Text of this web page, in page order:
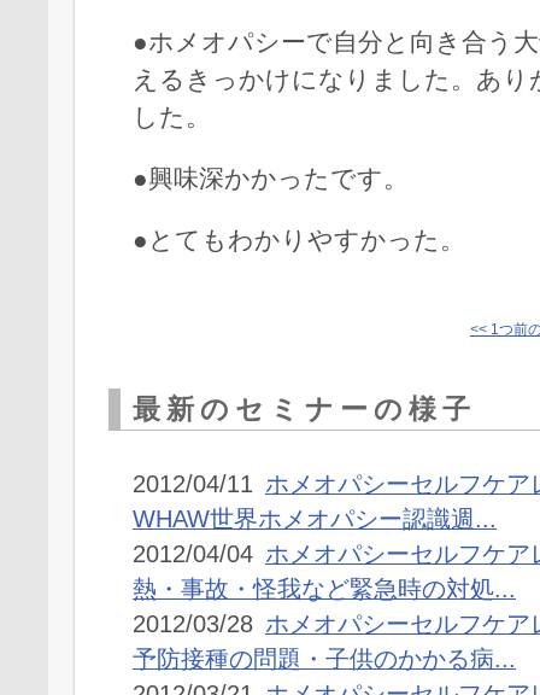
●ホメオパシーで自分と向き合う
えるきっかけになりました。あ
した。
●興味深かかったです。
●とてもわかりやすかった。
<< 1つ前
最新のセミナーの様子
2012/04/11 ホメオパシーセルフケ
WHAW世界ホメオパシー認識週...
2012/04/04 ホメオパシーセルフケ
熱・事故・怪我など緊急時の対処...
2012/03/28 ホメオパシーセルフケ
予防接種の問題・子供のかかる病...